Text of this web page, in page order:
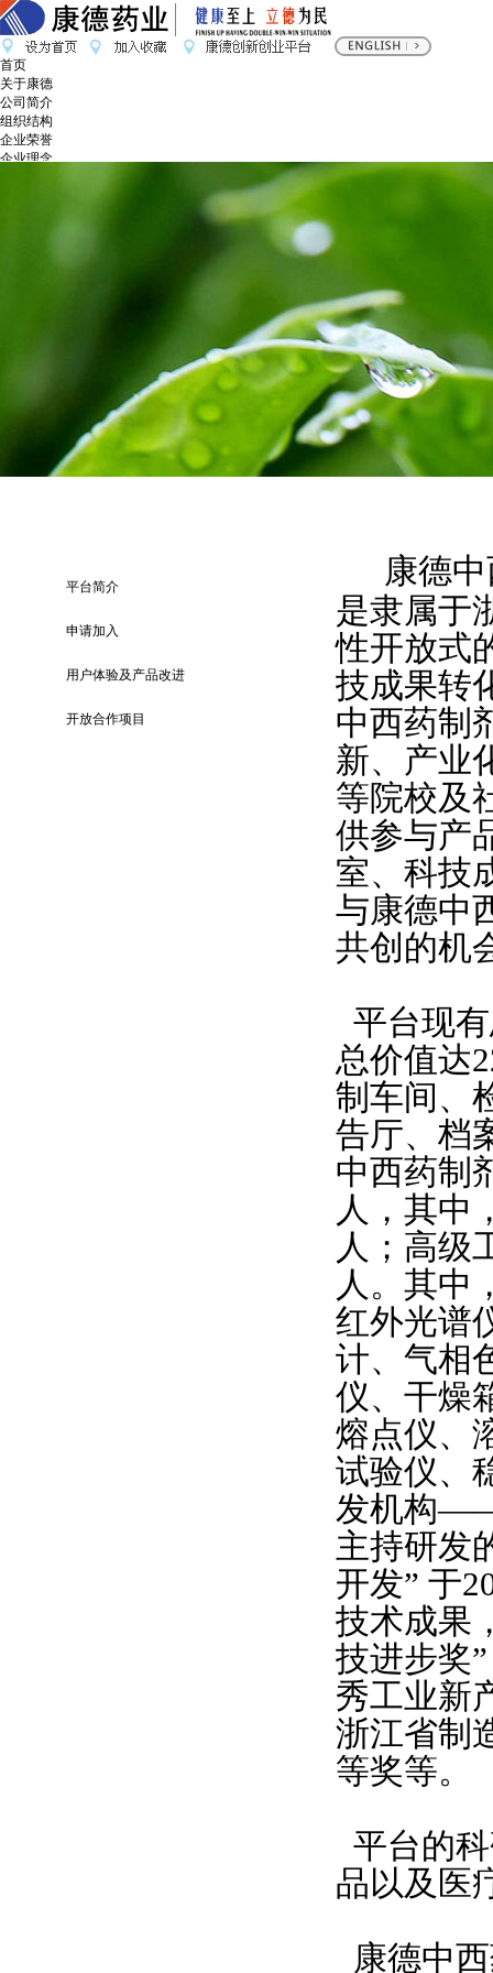
首页
关于康德
公司简介
组织结构
企业荣誉
企业理念
平台简介
申请加入
用户体验及产品改进
开放合作项目
康德
是隶属于
性开放式
技成果转
中西药制
新、产业
等院校及
供参与产
室、科技
与康德中
共创的机
平台现
总价值达
制车间、
告厅、档
中西药制
人，其中
人；高级
人。其中
红外光谱
计、气相
仪、干燥
熔点仪、
试验仪、
发机构——
主持研发
开发” 于
技术成果
技进步奖
秀工业新
浙江省制
等奖等。
平台的
品以及医
康德中